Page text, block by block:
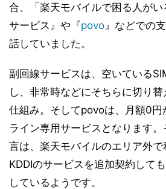
合、「楽天モバイルで困る人が
サービス』や『povo 』などでの
話していました。
副回線サービスは、空いている
し、非常時などにそちらに切り
仕組み。そしてpovoは、月額0円
ライン専用サービスとなります
言は、楽天モバイルのエリア外で
KDDIのサービスを追加契約して
しているようです。